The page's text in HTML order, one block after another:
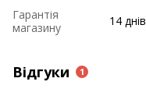
Гарантія
магазину
14 днів
Відгуки 1